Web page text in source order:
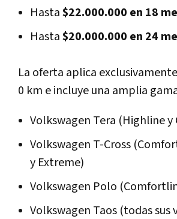
Hasta$22.000.000 en 18
Hasta$20.000.000 en 24
La oferta aplica
0 km e incluye una amplia
Volkswagen Tera (Highline y
Volkswagen T-Cross
y Extreme)
Volkswagen Polo
Volkswagen Taos (todas sus